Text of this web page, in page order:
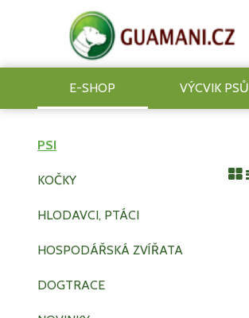
E-SHOP VÝCVIK PSŮ
PSI
KOČKY
HLODAVCI, PTÁCI
HOSPODÁŘSKÁ ZVÍŘATA
DOGTRACE